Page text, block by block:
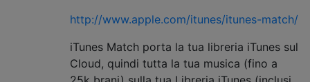
http://www.apple.com/itunes/itunes-match/
iTunes Match porta la tua libreria iTunes sul
Cloud, quindi tutta la tua musica (fino a